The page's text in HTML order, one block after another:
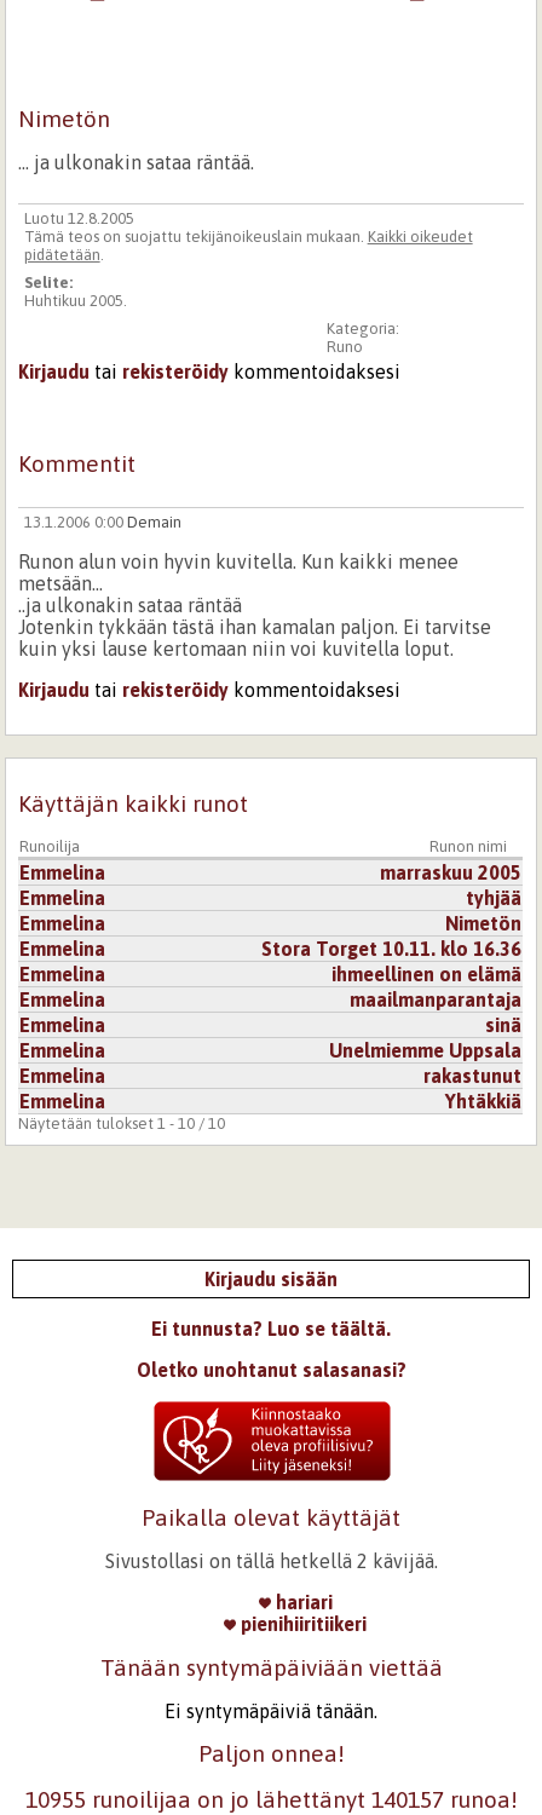
Nimetön
... ja ulkonakin sataa räntää.
Luotu 12.8.2005
Tämä teos on suojattu tekijänoikeuslain mukaan. Kaikki oikeudet
pidätetään
Selite:
Huhtikuu 2005.
Kategoria:
Runo
Kirjaudu tai rekisteröidy kommentoidaksesi
Kommentit
13.1.2006 0:00 Demain
Runon alun voin hyvin kuvitella. Kun kaikki menee
metsään...
..ja ulkonakin sataa räntää
Jotenkin tykkään tästä ihan kamalan paljon. Ei tarvitse
kuin yksi lause kertomaan niin voi kuvitella loput.
Kirjaudu tai rekisteröidy kommentoidaksesi
Käyttäjän kaikki runot
Runoilija Runon nimi
Emmelina
marraskuu 2005
Emmelina
tyhjää
Emmelina
Nimetön
Emmelina
Stora Torget 10.11. klo 16.36
Emmelina
ihmeellinen on elämä
Emmelina
maailmanparantaja
Emmelina
sinä
Emmelina
Unelmiemme Uppsala
Emmelina
rakastunut
Emmelina
Yhtäkkiä
Näytetään tulokset 1 - 10 / 10
Kirjaudu sisään
Ei tunnusta? Luo se täältä.
Oletko unohtanut salasanasi?
Paikalla olevat käyttäjät
Sivustollasi on tällä hetkellä 2 kävijää.
hariari
pienihiiritiikeri
Tänään syntymäpäiviään viettää
Ei syntymäpäiviä tänään.
Paljon onnea!
10955 runoilijaa on jo lähettänyt 140157 runoa!